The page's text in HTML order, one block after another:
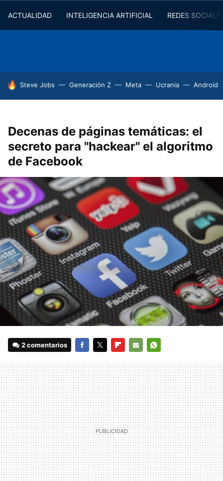
ACTUALIDAD INTELIGENCIA ARTIFICIAL REDES
HOY SE HABLA DE
Steve Jobs Generación Z Meta Ucrania Android
Decenas de páginas temáticas: el
secreto para "hackear" el algoritmo
de Facebook
2 comentarios
MAIL